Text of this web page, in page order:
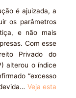
é ajuizada, a
os parâmetros
e não mais
Com esse
Privado do
alterou o índice
“excesso
Veja esta